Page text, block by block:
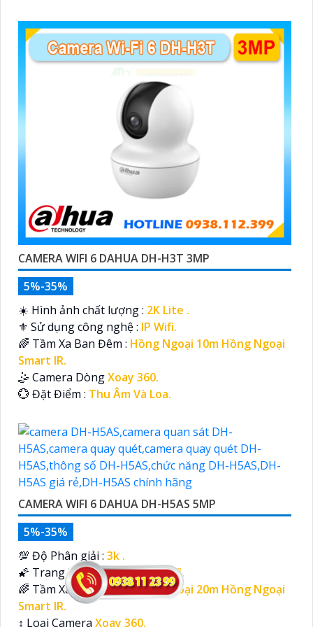
CAMERA WIFI 6 DAHUA DH-H3T 3MP
5%-35%
☀️ Hình ảnh chất lượng : 2K Lite .
⚜️ Sử dụng công nghệ : IP Wifi.
🌈 Tầm Xa Ban Đêm : Hồng Ngoại 10m Hồng Ngoại
Smart IR.
🤹 Camera DòngXoay 360.
️💮 Đặt Điểm : Thu Âm Và Loa.
CAMERA WIFI 6 DAHUA DH-H5AS 5MP
5%-35%
💯 Độ Phân giải : 3k .
🌠 Trang Bị Công Nghệ :IP Wifi.
🌈 Tầm Xa Ban Đêm :Hồng Ngoại 20m Hồng Ngoại
Smart IR.
↕️ Loại Camera Xoay 360.